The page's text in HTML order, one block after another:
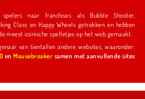
naar franchises als Bubble Shooter,
ze daarmee tot een van de meest iconische spelletjes op het web gemaakt.
van tientallen andere websites, waaronder:
enMousebreaker samen met aanvullende sites